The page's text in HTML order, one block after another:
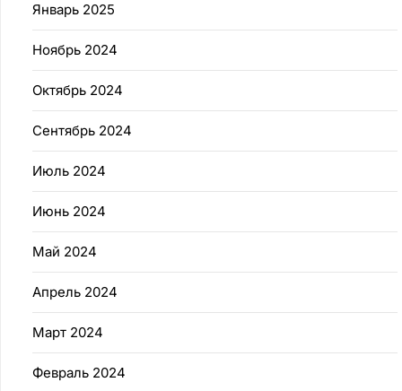
Январь 2025
Ноябрь 2024
Октябрь 2024
Сентябрь 2024
Июль 2024
Июнь 2024
Май 2024
Апрель 2024
Март 2024
Февраль 2024